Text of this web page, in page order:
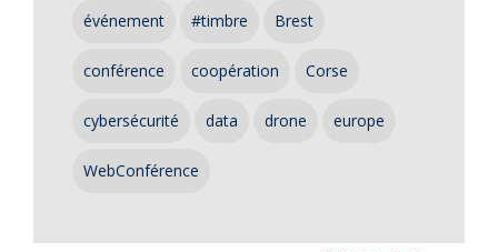
événement #timbre Brest
conférence coopération Corse
cybersécurité data drone europe
WebConférence